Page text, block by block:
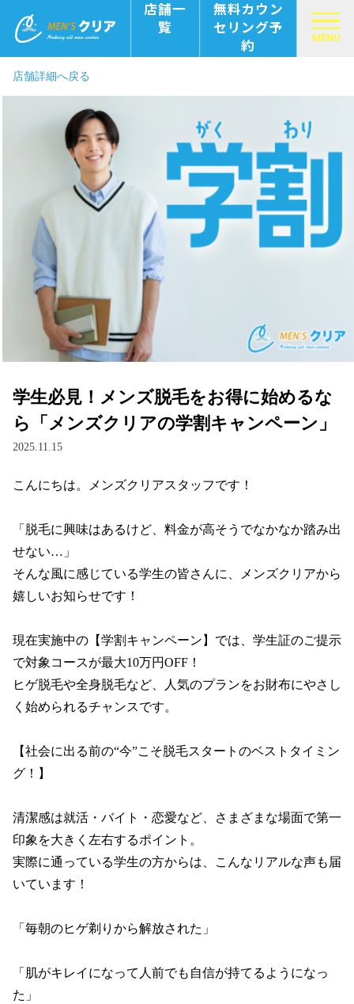
店舗一
覧
無料カウン
セリング予
約
MENU
店舗詳細へ戻る
学生必見！メンズ脱毛をお得に始めるな
ら「メンズクリアの学割キャンペーン」
2025.11.15
こんにちは。メンズクリアスタッフです！
「脱毛に興味はあるけど、料金が高そうでなかなか踏み出
せない…」
そんな風に感じている学生の皆さんに、メンズクリアから
嬉しいお知らせです！
現在実施中の【学割キャンペーン】では、学生証のご提示
で対象コースが最大10万円OFF！
ヒゲ脱毛や全身脱毛など、人気のプランをお財布にやさし
く始められるチャンスです。
【社会に出る前の“今”こそ脱毛スタートのベストタイミン
グ！】
清潔感は就活・バイト・恋愛など、さまざまな場面で第一
印象を大きく左右するポイント。
実際に通っている学生の方からは、こんなリアルな声も届
いています！
「毎朝のヒゲ剃りから解放された」
「肌がキレイになって人前でも自信が持てるようになっ
た」